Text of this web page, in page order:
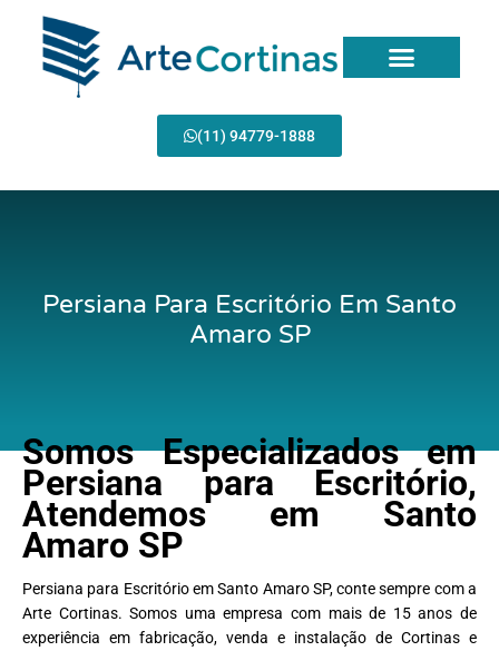
conteúdo
(11) 94779-1888
Persiana Para Escritório Em Santo
Amaro SP
Somos Especializados em
Persiana para Escritório,
Atendemos em Santo
Amaro SP
Persiana para Escritório em Santo Amaro SP, conte sempre com a
Arte Cortinas. Somos uma empresa com mais de 15 anos de
experiência em fabricação, venda e instalação de Cortinas e